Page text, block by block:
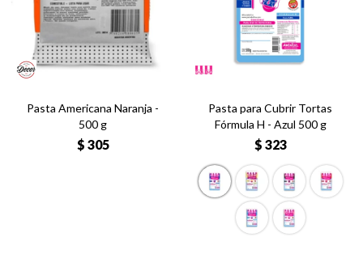
Pasta Americana Naranja -
500 g
$ 305
Pasta para Cubrir Tortas
Fórmula H - Azul 500 g
$ 323